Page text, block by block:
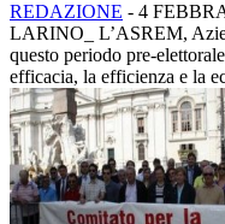
REDAZIONE - 4
LARINO_ L’ASREM,
questo periodo pre-
efficacia, la efficienza e la